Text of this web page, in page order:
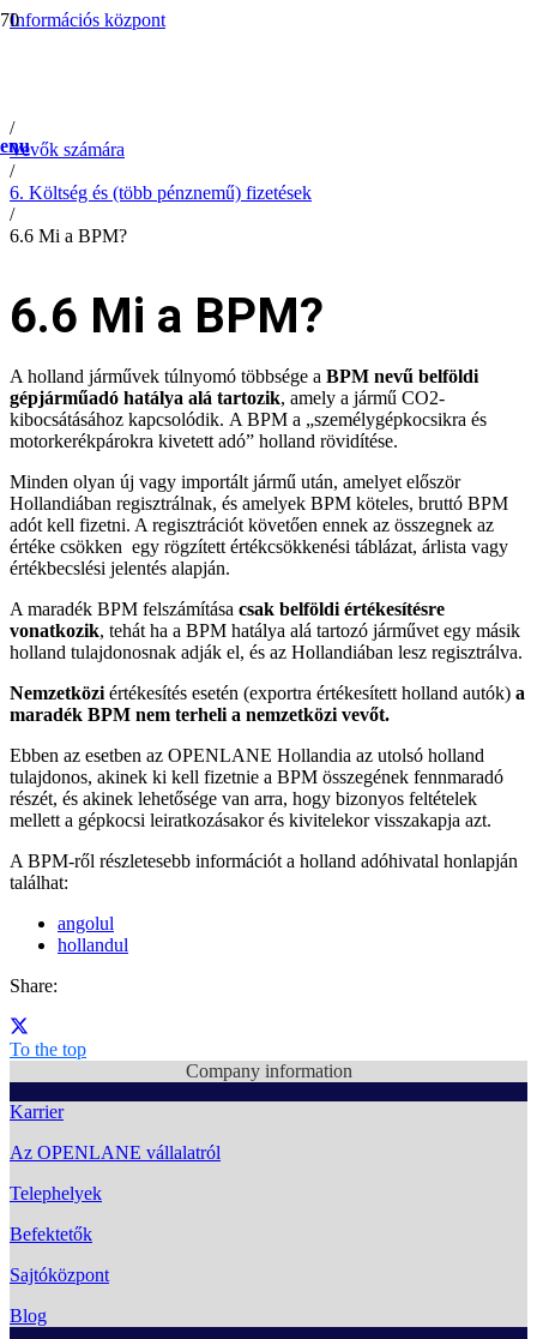
Információs központ
/
Vevők számára
/
6. Költség és (több pénznemű) fizetések
/
6.6 Mi a BPM?
6.6 Mi a BPM?
A holland járművek túlnyomó többsége a BPM nevű belföldi
gépjárműadó hatálya alá tartozik, amely a jármű CO2-
kibocsátásához kapcsolódik. A BPM a „személygépkocsikra és
motorkerékpárokra kivetett adó” holland rövidítése.
Minden olyan új vagy importált jármű után, amelyet először
Hollandiában regisztrálnak, és amelyek BPM köteles, bruttó BPM
adót kell fizetni. A regisztrációt követően ennek az összegnek az
értéke csökken egy rögzített értékcsökkenési táblázat, árlista vagy
értékbecslési jelentés alapján.
A maradék BPM felszámítása csak belföldi értékesítésre
vonatkozik, tehát ha a BPM hatálya alá tartozó járművet egy másik
holland tulajdonosnak adják el, és az Hollandiában lesz regisztrálva.
Nemzetközi értékesítés esetén (exportra értékesített holland autók) a
maradék BPM nem terheli a nemzetközi vevőt.
Ebben az esetben az OPENLANE Hollandia az utolsó holland
tulajdonos, akinek ki kell fizetnie a BPM összegének fennmaradó
részét, és akinek lehetősége van arra, hogy bizonyos feltételek
mellett a gépkocsi leiratkozásakor és kivitelekor visszakapja azt.
A BPM-ről részletesebb információt a holland adóhivatal honlapján
találhat:
angolul
hollandul
Share:
To the top
Company information
Karrier
Az OPENLANE vállalatról
Telephelyek
Befektetők
Sajtóközpont
Blog